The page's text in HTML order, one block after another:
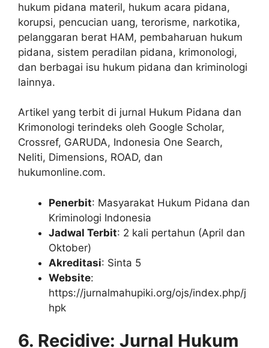
hukum pidana materil, hukum acara pidana,
korupsi, pencucian uang, terorisme, narkotika,
pelanggaran berat HAM, pembaharuan hukum
pidana, sistem peradilan pidana, krimonologi,
dan berbagai isu hukum pidana dan kriminologi
lainnya.
Artikel yang terbit di jurnal Hukum Pidana dan
Krimonologi terindeks oleh Google Scholar,
Crossref, GARUDA, Indonesia One Search,
Neliti, Dimensions, ROAD, dan
hukumonline.com.
Penerbit: Masyarakat Hukum Pidana dan
Kriminologi Indonesia
Jadwal Terbit: 2 kali pertahun (April dan
Oktober)
Akreditasi: Sinta 5
Website:
https://jurnalmahupiki.org/ojs/index.php/j
hpk
6. Recidive: Jurnal Hukum